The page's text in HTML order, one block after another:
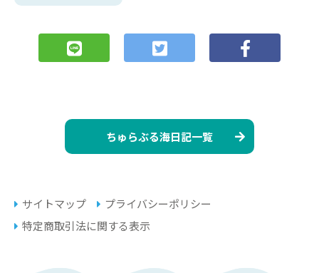
ちゅらぶる海日記一覧
サイトマップ
プライバシーポリシー
特定商取引法に関する表示